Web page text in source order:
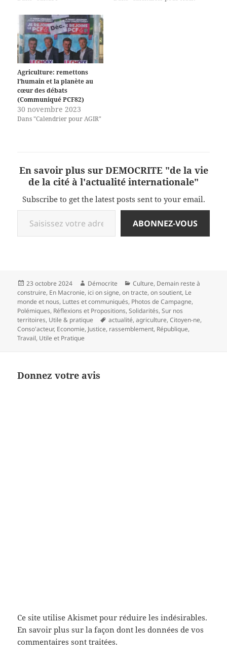
Agriculture: remettons
l’humain et la planète au
cœur des débats
(Communiqué PCF82)
30 novembre 2023
Dans "Calendrier pour AGIR"
En savoir plus sur DEMOCRITE "de la vie
de la cité à l'actualité internationale"
Subscribe to get the latest posts sent to your email.
Saisissez votre adresse e-mail…
ABONNEZ-VOUS
Publié
le
23 octobre 2024 Auteur
Démocrite Catégories
Culture, Demain reste à
construire, En Macronie, ici on signe, on tracte, on soutient, Le
monde et nous, Luttes et communiqués, Photos de Campagne,
Polémiques, Réflexions et Propositions,Solidarités,Sur nos
territoires, Utile & pratique
Mots-
clés
actualité,agriculture,Citoyen-ne,
Conso'acteur, Economie, Justice, rassemblement, République,
Travail, Utile et Pratique
Donnez votre avis
Ce site utilise Akismet pour réduire les indésirables.
En savoir plus sur la façon dont les données de vos
commentaires sont traitées.